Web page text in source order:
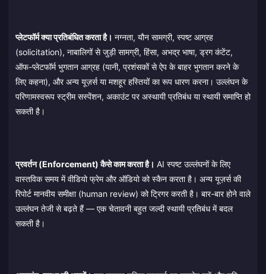
प्लेटफॉर्म क्या प्रतिबंधित करता है। नग्नता, यौन सामग्री, स्पष्ट आग्रह
(solicitation), नाबालिगों से जुड़ी सामग्री, हिंसा, अभद्र भाषा, ड्रग कंटेंट,
ऑफ-प्लेटफॉर्म भुगतान आग्रह (यानी, प्रशंसकों से ऐप के बाहर भुगतान करने के
लिए कहना), और अन्य यूज़र्स या मशहूर हस्तियों का रूप धारण करना। उल्लंघन के
परिणामस्वरूप स्ट्रीम सस्पेंशन, अकाउंट पर अस्थायी प्रतिबंध या स्थायी समाप्ति हो
सकती है।
प्रवर्तन (Enforcement) कैसे काम करता है। AI स्पष्ट उल्लंघनों के लिए
वास्तविक समय में वीडियो फ्रेम और ऑडियो को स्कैन करता है। अन्य यूज़र्स की
रिपोर्ट मानवीय समीक्षा (human review) को ट्रिगर करती है। बार-बार होने वाले
उल्लंघन तेजी से बढ़ते हैं — एक चेतावनी बहुत जल्दी स्थायी प्रतिबंध में बदल
सकती है।